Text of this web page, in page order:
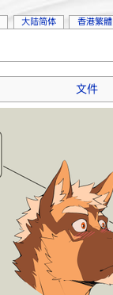
文件
大陆简体 香港繁體